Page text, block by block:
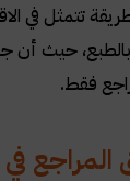
تتمثل في
بالطبع، حيث أن
فقط.
المراجع